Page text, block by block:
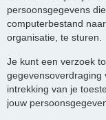
persoonsgegevens
computerbestand
organisatie, te sturen.
Je kunt een verzoek
gegevensoverdraging
intrekking van je
jouw